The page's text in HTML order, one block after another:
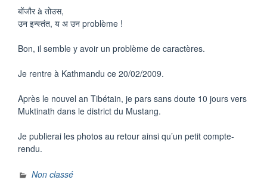
बोंजौर à तोउस,
उन इन्स्तंत, य अ उन problème !
Bon, il semble y avoir un problème de caractères.
Je rentre à Kathmandu ce 20/02/2009.
Après le nouvel an Tibétain, je pars sans doute 10 jours vers
Muktinath dans le district du Mustang.
Je publierai les photos au retour ainsi qu’un petit compte-
rendu.
Non classé